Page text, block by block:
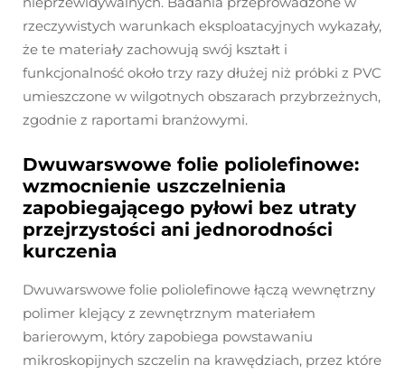
rzeczywistych warunkach eksploatacyjnych wykazały,
że te materiały zachowują swój kształt i
funkcjonalność około trzy razy dłużej niż próbki z PVC
umieszczone w wilgotnych obszarach przybrzeżnych,
zgodnie z raportami branżowymi.
Dwuwarswowe folie poliolefinowe:
wzmocnienie uszczelnienia
zapobiegającego pyłowi bez utraty
przejrzystości ani jednorodności
kurczenia
Dwuwarswowe folie poliolefinowe łączą wewnętrzny
polimer klejący z zewnętrznym materiałem
barierowym, który zapobiega powstawaniu
mikroskopijnych szczelin na krawędziach, przez które